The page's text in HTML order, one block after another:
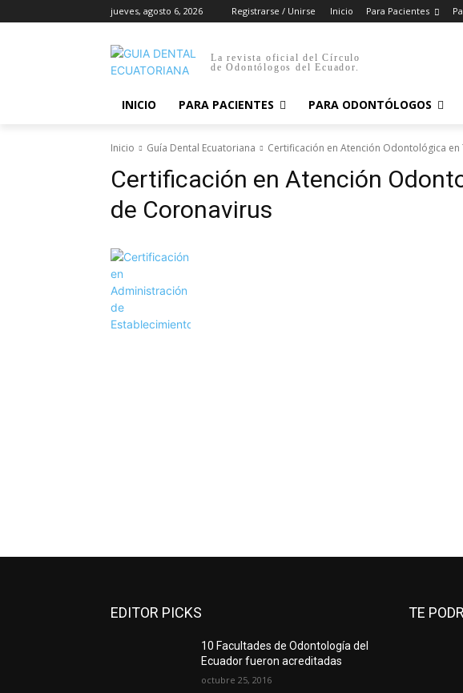
jueves, agosto 6, 2026 Registrarse / Unirse Inicio Para Pacientes
La revista oficial del Círculo
de Odontólogos del Ecuador.
INICIO PARA PACIENTES PARA ODONTÓLOGOS
Inicio Guía Dental Ecuatoriana Certificación en Atención Odontológica
Certificación en Atención
de Coronavirus
EDITOR PICKS
10 Facultades de Odontología del
Ecuador fueron acreditadas
octubre 25, 2016
TE